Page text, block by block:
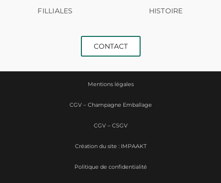
FILLIALES HISTOIRE
CONTACT
Mentions légales
CGV – Champagne Emballage
CGV – CSGV
Politique de confidentialité
Création du site : IMPAAKT